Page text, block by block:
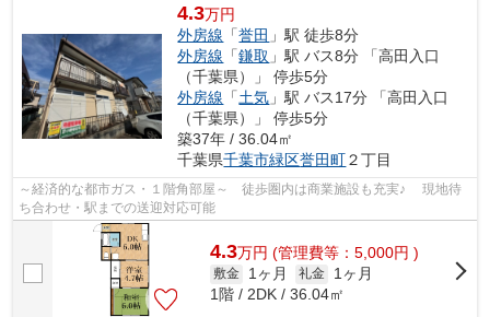
4.3万円
外房線 「誉田 」駅 徒歩8分
外房線 「鎌取 」駅 バス8分 「高田入口
（千葉県）」 停歩5分
外房線 「土気 」駅 バス17分 「高田入口
（千葉県）」 停歩5分
築37年 / 36.04㎡
千葉県千葉市緑区誉田町２丁目
～経済的な都市ガス・１階角部屋～ 徒歩圏内は商業施設も充実♪ 現地待
ち合わせ・駅までの送迎対応可能
4.3万円 (管理費等：5,000円 )
敷金 1ヶ月 礼金
1ヶ月
1階 / 2DK / 36.04㎡